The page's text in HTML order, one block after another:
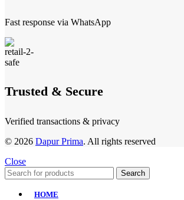
Fast response via WhatsApp
Trusted & Secure
Verified transactions & privacy
© 2026 Dapur Prima. All rights reserved
Close
Search
HOME